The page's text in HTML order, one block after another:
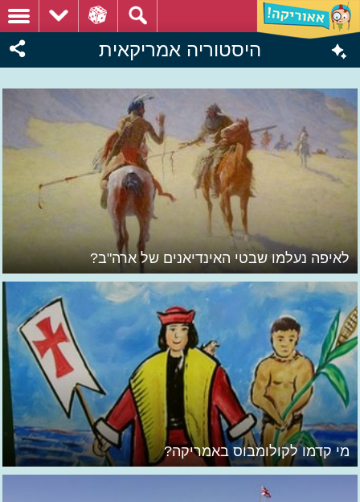
היסטוריה אמריקאית
לאיפה נעלמו שבטי האינדיאנים של ארה"ב?
מי קדמו לקולומבוס באמריקה?